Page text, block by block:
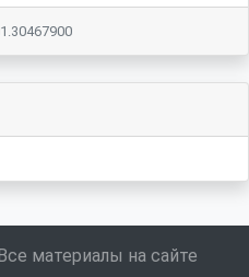
материалы на сайте